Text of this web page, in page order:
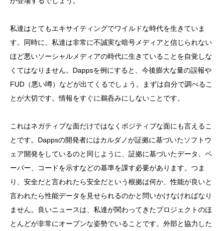
私達はとてもエキサイティングでワイルドな時代を生きていま
す。同時に、私達は非常に不誠実な暗号メディアと信じられない
ほど悪いソーシャルメディアの時代に生きていることを自覚しな
くてはなりません。Dappsを例にすると、今後膨大な量の誤報や
FUD（悪い噂）などが出てくるでしょう。まずは自分で調べるこ
とが大切です。情報をすぐに鵜呑みにしないことです。
これはネガティブな面だけではなくポジティブな面にも言えるこ
とです。Dappsの開発者にはカルダノが証拠に基づいたソフトウ
ェア開発をしているのと同じように、証拠に基づいたデータ、ペ
ーパー、コードを示すなどの基準を課す必要があります。つま
り、安全だと言われたら安全だという根拠は何か、性能が良いと
言われたら性能データを見せられるのかと問いかけなければなり
ません。良いニュースは、私達が関わってきたプロジェクトのほ
とんどが非常にオープンな姿勢でいることです。外部と協力した